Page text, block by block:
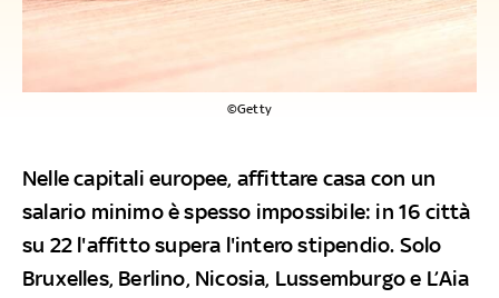
©Getty
Nelle capitali europee, affittare casa con un
salario minimo è spesso impossibile: in 16 città
su 22 l'affitto supera l'intero stipendio. Solo
Bruxelles, Berlino, Nicosia, Lussemburgo e L’Aia